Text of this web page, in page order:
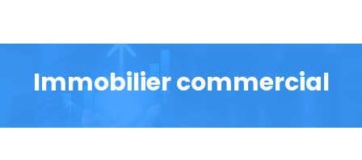
Immobilier commercial